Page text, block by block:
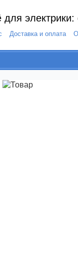
для электрики:
Доставка и оплата